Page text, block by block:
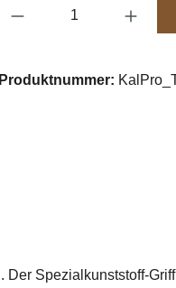
Produkt Anzahl:
Produktnummer:
Spezialkunststoff-